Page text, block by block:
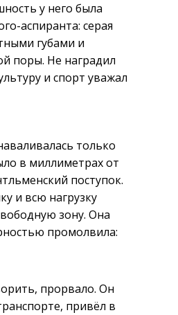
у него была
аспиранта: серая
губами и
поры. Не наградил
и спорт уважал
только
в миллиметрах от
поступок.
и всю нагрузку
зону. Она
промолвила:
прорвало. Он
привёл в